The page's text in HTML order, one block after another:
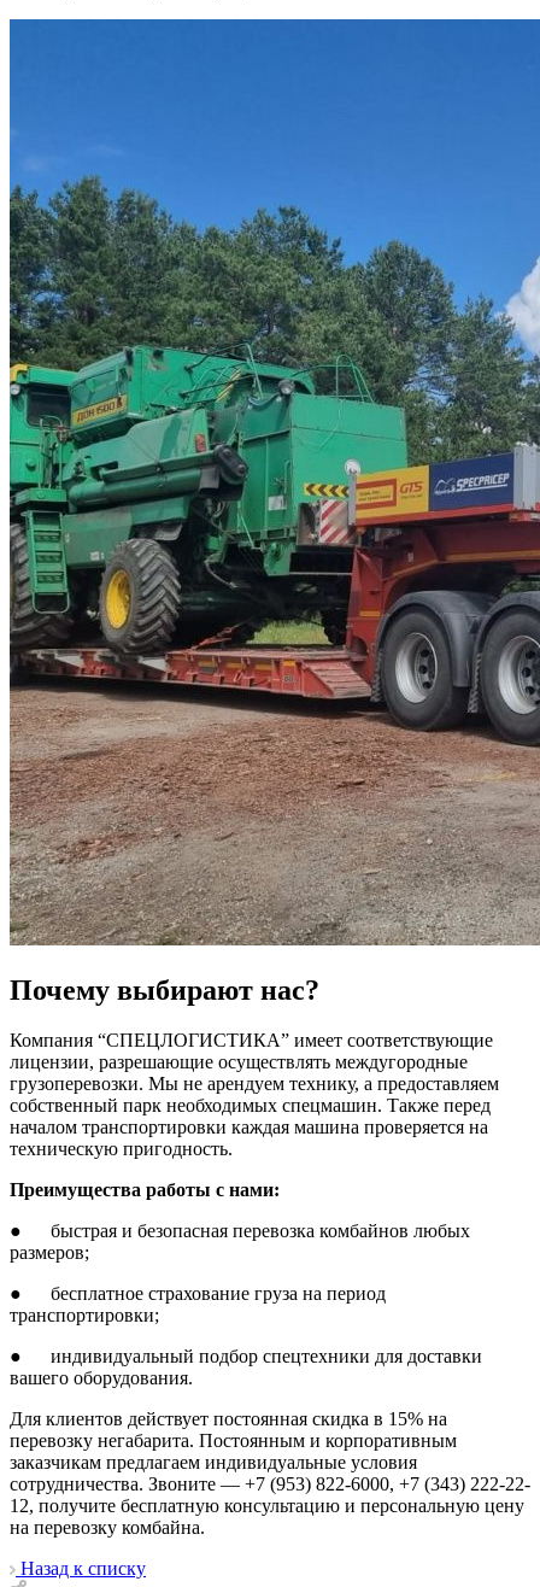
Почему выбирают нас?
Компания “СПЕЦЛОГИСТИКА” имеет соответствующие
лицензии, разрешающие осуществлять междугородные
грузоперевозки. Мы не арендуем технику, а предоставляем
собственный парк необходимых спецмашин. Также перед
началом транспортировки каждая машина проверяется на
техническую пригодность.
Преимущества работы с нами:
● быстрая и безопасная перевозка комбайнов любых
размеров;
● бесплатное страхование груза на период
транспортировки;
● индивидуальный подбор спецтехники для доставки
вашего оборудования.
Для клиентов действует постоянная скидка в 15% на
перевозку негабарита. Постоянным и корпоративным
заказчикам предлагаем индивидуальные условия
сотрудничества. Звоните — +7 (953) 822-6000, +7 (343) 222-22-
12, получите бесплатную консультацию и персональную цену
на перевозку комбайна.
Назад к списку